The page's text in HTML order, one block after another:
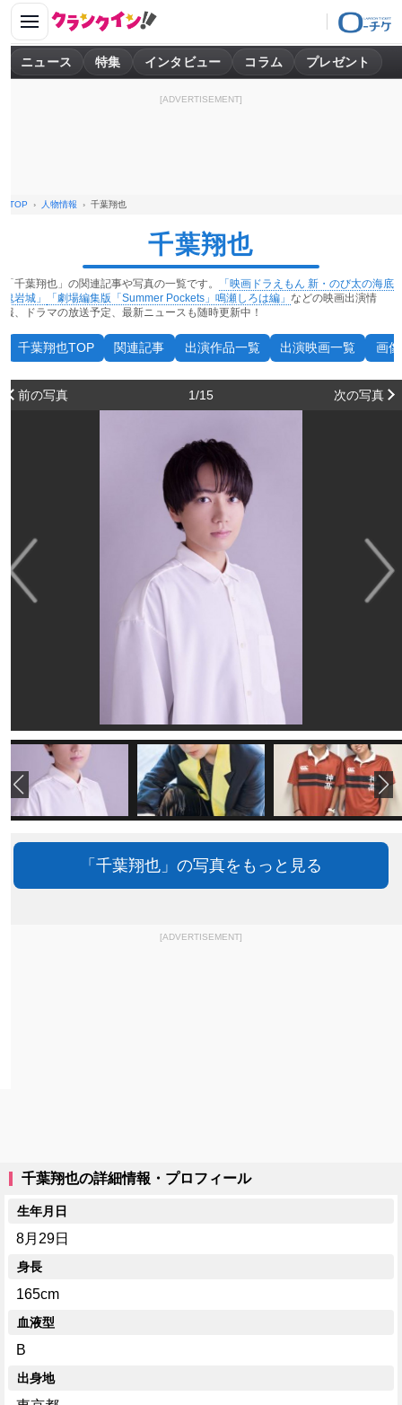
ニュース 特集 インタビュー コラム プレゼント
[ADVERTISEMENT]
TOP 人物情報 千葉翔也
千葉翔也
「千葉翔也」の関連記事や写真の一覧です。
「映画ドラえもん 新・のび太の海底
鬼岩城」
「劇場編集版「Summer Pockets」鳴瀬しろは編」 などの映画出演情
報、ドラマの放送予定、最新ニュースも随時更新中！
千葉翔也TOP 関連記事 出演作品一覧 出演映画一覧 画
前の写真 1/15 次の写真
「千葉翔也」の写真をもっと見る
[ADVERTISEMENT]
千葉翔也の詳細情報・プロフィール
生年月日
8月29日
身長
165cm
血液型
B
出身地